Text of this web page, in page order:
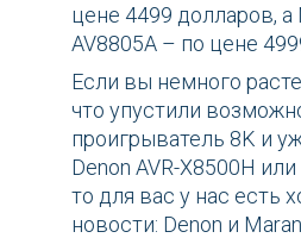
цене 4499 долларов, а
AV8805A – по цене
Если вы немного
что упустили
проигрыватель 8K и
Denon AVR-X8500H
то для вас у нас есть
новости: Denon и